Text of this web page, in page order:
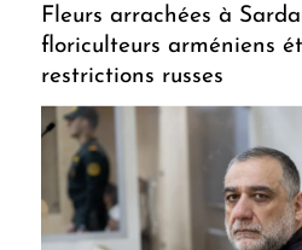
Fleurs arrachées à
floriculteurs arméniens
restrictions russes